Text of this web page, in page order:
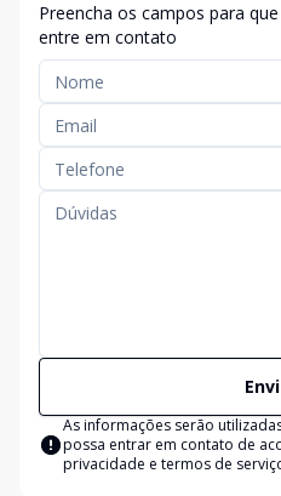
Preencha os campos para
entre em contato
As informações serão
possa entrar em contato de
privacidade e termos de